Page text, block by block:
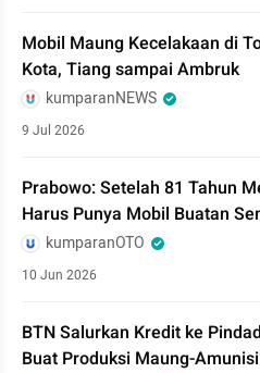
Mobil Maung Kecelakaan di
Kota, Tiang sampai Ambruk
kumparanNEWS
9 Jul 2026
Prabowo: Setelah 81 Tahun
Harus Punya Mobil Buatan
kumparanOTO
10 Jun 2026
BTN Salurkan Kredit ke
Buat Produksi Maung-Amunisi